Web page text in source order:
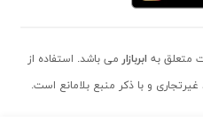
متعلق به ابربازار می باشد. استفاده از
و با ذکر منبع بلامانع است.